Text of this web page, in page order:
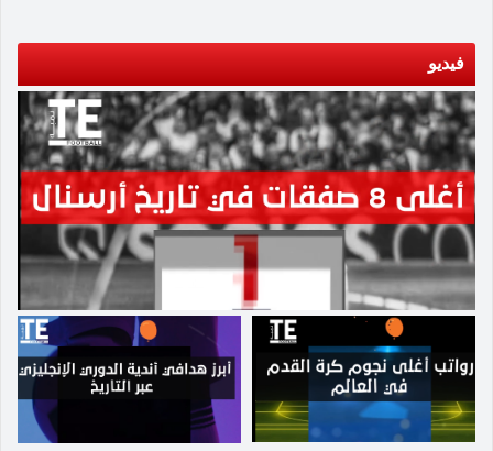
الوسط، تعرض لإصابة، لكنه لا يزال عنصرًا مهمًا
الفرصة لزميل آخر ليقدم أفضل أداء ممكن". كما
تحدث عن غياب مواطنه خوليان ألفاريز بسبب عدوى
فيروسية، وقال: "لقد مر بليلة صعبة وصباح أصعب،
كان يريد المشاركة، لكننا قررنا عدم إشراكه حفاظًا
على صحته وأدائه". ويأتي تأهل أتلتيكو مدريد إلى
نصف نهائي كأس ملك إسبانيا بعد تأكيد فرق
وأتلتيك بيلباو وريال سوسييداد مقاعدها في البطولة،
عقب فوزها على ألباسيتي وبلنسية وديبورتيفو
في دور الثمانية على الترتيب. ومن المقرر أن يعود
أتلتيكو لمواجهة ريال بيتيس مجددًا، هذه المرة في
العاصمة مدريد، ضمن منافسات المرحلة الـ23 من
الدوري الإسباني، حيث يحتل الفريق حاليًا المركز
الثالث برصيد 45 نقطة، بفارق 10 نقاط عن بيتيس
صاحب المركز الخامس، ما يجعل اللقاء فرصة
بالاستفزاز، خاصةً بطريقته في الاقتراب من مقاعد
مما أثار غضب المدرب. وأشار أتلتيكو إلى وجود
لقطات تلفزيونية لتبادل الحوار بين الطرفين، لكنها
تفتقر إلى مشاهد توضح الحدث الأساسي الذي
في الأزمة، متهمًا فينيسيوس بإشعال الفتنة بينه وبين
سيميوني. وتفاقمت المشادة بين الاثنين في الدقيقة
81 عند خروج فينيسيوس من الملعب، حيث دعا
سيميوني لعقد لقاء بعد المباراة. ومع ذلك، تجنب
المدرب الإدلاء بأي تعليق رسمي على الحادثة،
بالرد بسخرية على الصحفيين بأنه لا يتذكر ما حدث
بالضبط.
فيديو